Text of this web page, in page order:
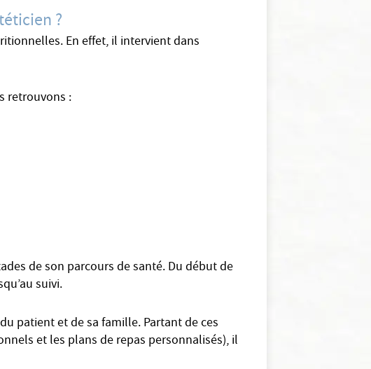
?
En effet, il intervient dans
retrouvons :
de son parcours de santé. Du début de
suivi.
patient et de sa famille. Partant de ces
et les plans de repas personnalisés), il